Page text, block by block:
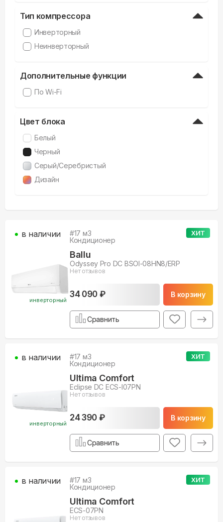
Тип компрессора
Инверторный
Неинверторный
Дополнительные функции
По Wi-Fi
Цвет блока
Белый
Черный
Серый/Серебристый
Дизайн
ХИТ
инверторный
#17 м3
Кондиционер
Ballu
Odyssey Pro DC BSOI-08HN8/ERP
Нет отзывов
34 090 ₽ В корзину
в наличии
Сравнить
ХИТ
инверторный
#17 м3
Кондиционер
Ultima Comfort
Eclipse DC ECS-I07PN
Нет отзывов
24 390 ₽ В корзину
в наличии
Сравнить
ХИТ
#17 м3
Кондиционер
Ultima Comfort
ECS-07PN
Нет отзывов
в наличии